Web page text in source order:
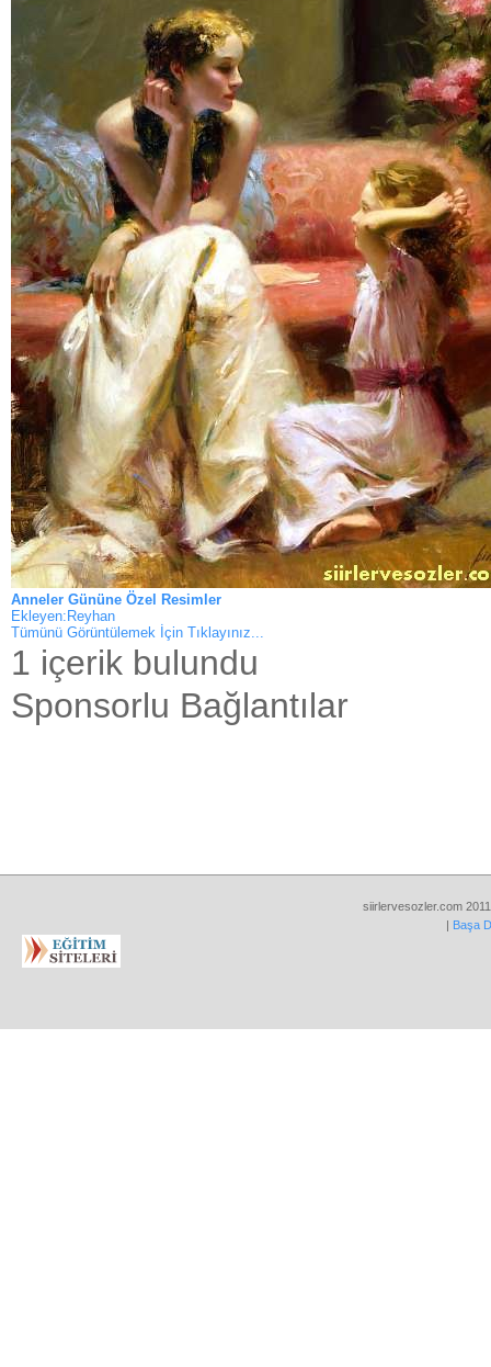
Anneler Gününe Özel Resimler
Ekleyen:Reyhan
Tümünü Görüntülemek İçin Tıklayınız...
1 içerik bulundu
Sponsorlu Bağlantılar
siirlervesozler.com
| Başa